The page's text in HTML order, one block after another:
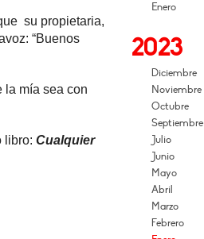
su propietaria,
“Buenos
la mía sea con
libro: Cualquier
Enero
2023
Diciembre
Noviembre
Octubre
Septiembre
Julio
Junio
Mayo
Abril
Marzo
Febrero